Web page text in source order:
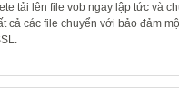
tải lên file vob ngay lập tức và
cả các file chuyển với bảo đảm